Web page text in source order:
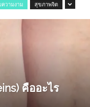
วามงาม สุขภาพจิต
คืออะไร